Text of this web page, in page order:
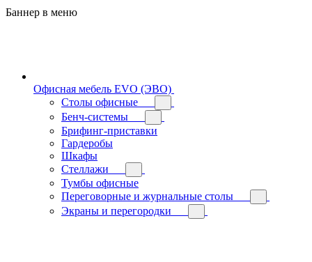
Баннер в меню
Офисная мебель EVO (ЭВО)
Cтолы офисные
Бенч-системы
Брифинг-приставки
Гардеробы
Шкафы
Стеллажи
Тумбы офисные
Переговорные и журнальные столы
Экраны и перегородки